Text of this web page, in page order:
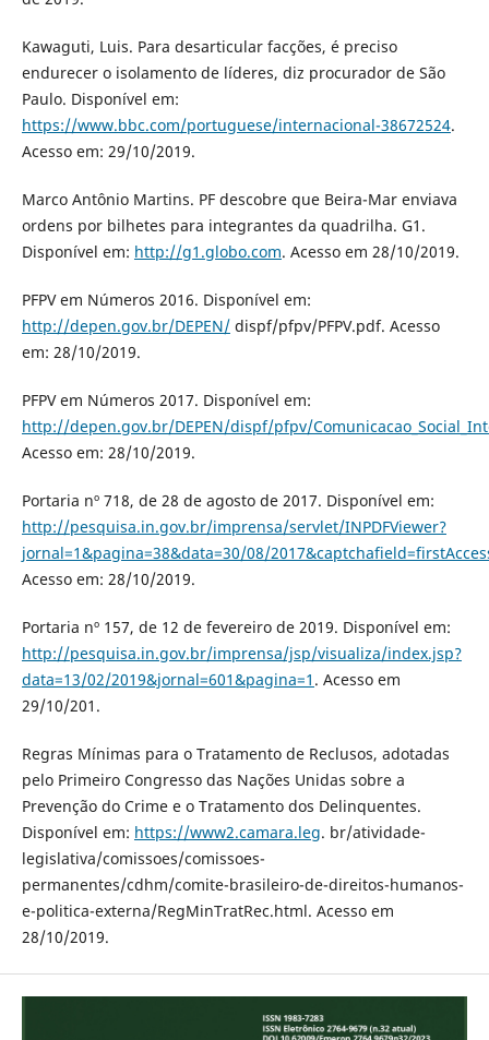
Kawaguti, Luis. Para desarticular facções, é preciso
endurecer o isolamento de líderes, diz procurador de São
Paulo. Disponível em:
https://www.bbc.com/portuguese/internacional-38672524.
Acesso em: 29/10/2019.
Marco Antônio Martins. PF descobre que Beira-Mar enviava
ordens por bilhetes para integrantes da quadrilha. G1.
Disponível em: http://g1.globo.com. Acesso em 28/10/2019.
PFPV em Números 2016. Disponível em:
http://depen.gov.br/DEPEN/dispf/pfpv/PFPV.pdf. Acesso
em: 28/10/2019.
PFPV em Números 2017. Disponível em:
http://depen.gov.br/DEPEN/dispf/pfpv/
Acesso em: 28/10/2019.
Portaria nº 718, de 28 de agosto de 2017. Disponível em:
http://pesquisa.in.gov.br/imprensa/servlet/INPDFViewer?
jornal=1&pagina=38&data=30/08/
Acesso em: 28/10/2019.
Portaria nº 157, de 12 de fevereiro de 2019. Disponível em:
http://pesquisa.in.gov.br/imprensa/jsp/visualiza/index.jsp?
data=13/02/2019&jornal=601&pagina=1 . Acesso em
29/10/201.
Regras Mínimas para o Tratamento de Reclusos, adotadas
pelo Primeiro Congresso das Nações Unidas sobre a
Prevenção do Crime e o Tratamento dos Delinquentes.
Disponível em: https://www2.camara.leg. br/atividade-
legislativa/comissoes/comissoes-
permanentes/cdhm/comite-brasileiro-de-direitos-humanos-
e-politica-externa/RegMinTratRec.html. Acesso em
28/10/2019.